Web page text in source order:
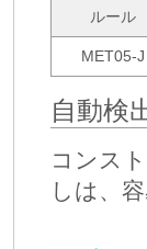
ルール
MET05-J
自動検
コンス
しは、